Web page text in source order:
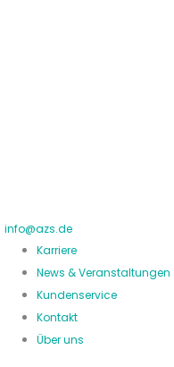
info@azs.de
Karriere
News & Veranstaltungen
Kundenservice
Kontakt
Über uns